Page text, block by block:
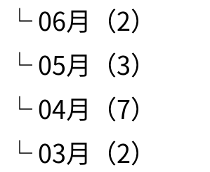
└ 06月（2）
└ 05月（3）
└ 04月（7）
└ 03月（2）